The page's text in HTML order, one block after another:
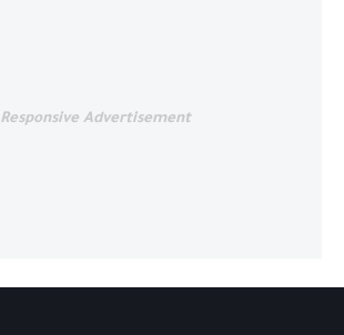
Responsive Advertisement